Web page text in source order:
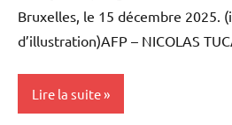
Bruxelles, le 15 décembre 2025.
d’illustration)AFP – NICOLAS
Lire la suite